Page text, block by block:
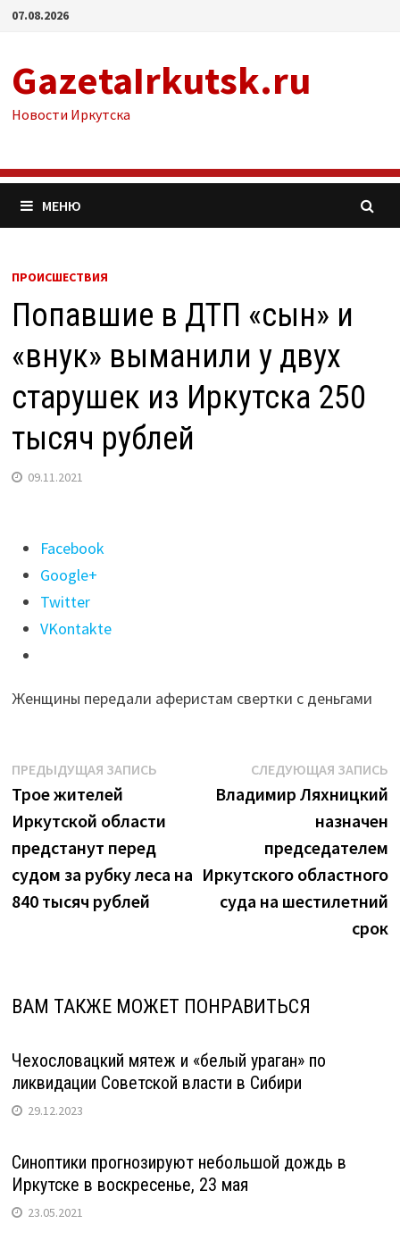
Перейти
07.08.2026
GazetaIrkutsk.ru
Новости Иркутска
МЕНЮ
ПРОИСШЕСТВИЯ
Попавшие в ДТП «сын» и
«внук» выманили у двух
старушек из Иркутска 250
тысяч рублей
09.11.2021
Поделиться
"Попавшие
ДТП
«сын»
«внук»
у
двух
старушек
из
Иркутска
250
Facebook
Google+
Twitter
VKontakte
Женщины передали аферистам свертки с деньгами
Навигация
по
записям
ПРЕДЫДУЩАЯ ЗАПИСЬПредыдущая
Трое жителей
Иркутской области
предстанут перед
судом за рубку леса на
840 тысяч рублей
СЛЕДУЮЩАЯ ЗАПИСЬ
Владимир Ляхницкий
назначен
председателем
Иркутского областного
суда на шестилетний
срок
ВАМ ТАКЖЕ МОЖЕТ ПОНРАВИТЬСЯ
Чехословацкий мятеж и «белый ураган» по
ликвидации Советской власти в Сибири
29.12.2023
Синоптики прогнозируют небольшой дождь в
Иркутске в воскресенье, 23 мая
23.05.2021